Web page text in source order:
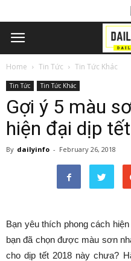
Home Tin Tức Tin Tức Khác
Tin Tức Tin Tức Khác
Gợi ý 5 màu
hiện đại dịp
By dailyinfo - February 26, 2018
Bạn yêu thích phong cách
bạn đã chọn được màu sơn
cho dịp tết 2018 này chưa?